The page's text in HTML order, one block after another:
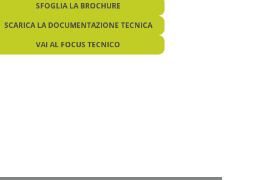
SFOGLIA LA BROCHURE
SCARICA LA DOCUMENTAZIONE TECNICA
VAI AL FOCUS TECNICO